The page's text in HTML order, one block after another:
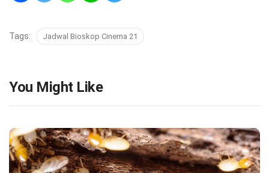
Tags: Jadwal Bioskop Cinema 21
You Might Like